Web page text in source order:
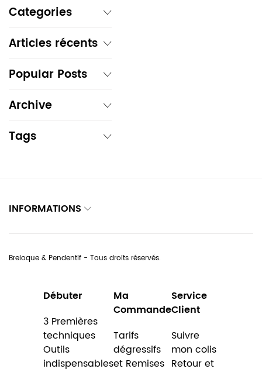
Categories
Articles récents
Popular Posts
Archive
Tags
INFORMATIONS
Breloque & Pendentif - Tous droits réservés.
Débuter
3 Premières
techniques
Outils
indispensables
Ma
Commande
Tarifs
dégressifs
et Remises
Service
Client
Suivre
mon colis
Retour et